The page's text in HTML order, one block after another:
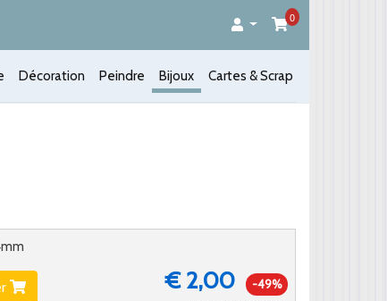
0
Décoration Peindre Bijoux Cartes & Scrap
€ 2,00 -49%